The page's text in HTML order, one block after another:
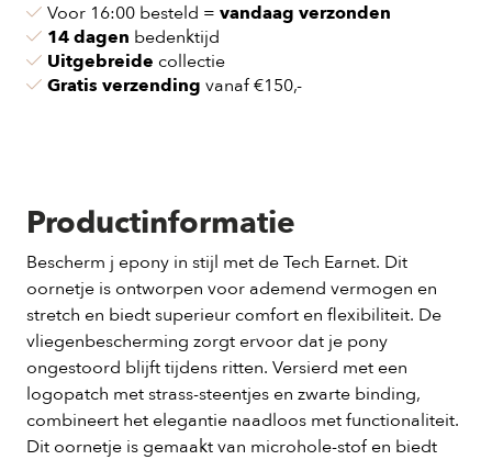
Voor 16:00 besteld = vandaag verzonden
14 dagen bedenktijd
Uitgebreide collectie
Gratis verzending vanaf €150,-
Productinformatie
Bescherm j epony in stijl met de Tech Earnet. Dit
oornetje is ontworpen voor ademend vermogen en
stretch en biedt superieur comfort en flexibiliteit. De
vliegenbescherming zorgt ervoor dat je pony
ongestoord blijft tijdens ritten. Versierd met een
logopatch met strass-steentjes en zwarte binding,
combineert het elegantie naadloos met functionaliteit.
Dit oornetje is gemaakt van microhole-stof en biedt